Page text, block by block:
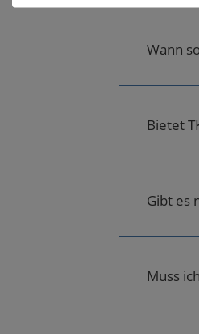
Wann
Bietet
Gibt es
Muss